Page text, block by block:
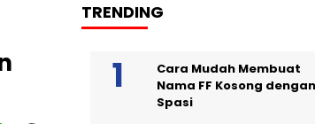
TRENDING
Cara Mudah Membuat
Nama FF Kosong dengan
Spasi